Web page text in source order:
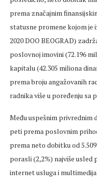
prema značajnim
statusne promene kojom je
2020 DOO BEOGRAD)
poslovnoj imovini (72.196
kapitalu (42.305 miliona
prema broju angažovanih
radnika više u poređenju sa
Među uspešnim privrednim
peti prema poslovnim
prema neto dobitku od
porasli (2,2%) najviše
internet usluga i